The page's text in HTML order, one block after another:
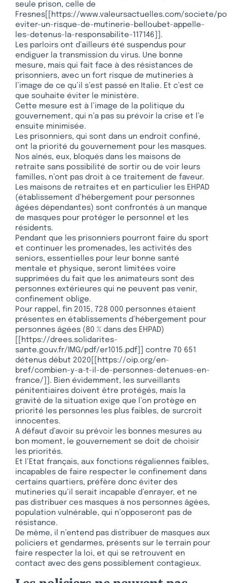
seule prison, celle de
Fresnes[[https://www.valeursactuelles.com/societe/
eviter-un-risque-de-mutinerie-belloubet-appelle-
les-detenus-la-responsabilite-117146]].
Les parloirs ont d’ailleurs été suspendus pour
endiguer la transmission du virus. Une bonne
mesure, mais qui fait face à des résistances de
prisonniers, avec un fort risque de mutineries à
l’image de ce qu’il s’est passé en Italie. Et c’est ce
que souhaite éviter le ministère.
Cette mesure est à l’image de la politique du
gouvernement, qui n’a pas su prévoir la crise et l’e
ensuite minimisée.
Les prisonniers, qui sont dans un endroit confiné,
ont la priorité du gouvernement pour les masques.
Nos aînés, eux, bloqués dans les maisons de
retraite sans possibilité de sortir ou de voir leurs
familles, n’ont pas droit à ce traitement de faveur.
Les maisons de retraites et en particulier les EHPAD
(établissement d’hébergement pour personnes
âgées dépendantes) sont confrontés à un manque
de masques pour protéger le personnel et les
résidents.
Pendant que les prisonniers pourront faire du sport
et continuer les promenades, les activités des
seniors, essentielles pour leur bonne santé
mentale et physique, seront limitées voire
supprimées du fait que les animateurs sont des
personnes extérieures qui ne peuvent pas venir,
confinement oblige.
Pour rappel, fin 2015, 728 000 personnes étaient
présentes en établissements d’hébergement pour
personnes âgées (80 % dans des EHPAD)
[[https://drees.solidarites-
sante.gouv.fr/IMG/pdf/er1015.pdf]] contre 70 651
détenus début 2020[[https://oip.org/en-
bref/combien-y-a-t-il-de-personnes-detenues-en-
france/]]. Bien évidemment, les surveillants
pénitentiaires doivent être protégés, mais la
gravité de la situation exige que l’on protège en
priorité les personnes les plus faibles, de surcroît
innocentes.
A défaut d’avoir su prévoir les bonnes mesures au
bon moment, le gouvernement se doit de choisir
les priorités.
Et l’Etat français, aux fonctions régaliennes faibles,
incapables de faire respecter le confinement dans
certains quartiers, préfère donc éviter des
mutineries qu’il serait incapable d’enrayer, et ne
pas distribuer ces masques à nos personnes âgées,
population vulnérable, qui n’opposeront pas de
résistance.
De même, il n’entend pas distribuer de masques aux
policiers et gendarmes, présents sur le terrain pour
faire respecter la loi, et qui se retrouvent en
contact avec des gens possiblement contagieux.